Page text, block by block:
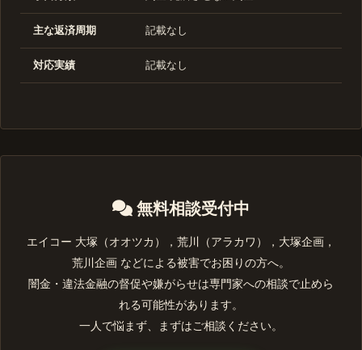
主な返済周期 記載なし
対応実績 記載なし
無料相談受付中
エイコー 大塚（オオツカ），荒川（アラカワ），大塚企画，
荒川企画 などによる被害でお困りの方へ。
闇金・違法金融の督促や嫌がらせは専門家への相談で止めら
れる可能性があります。
一人で悩まず、まずはご相談ください。